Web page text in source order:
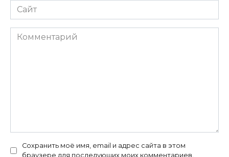
Сайт
Комментарий
Сохранить моё имя, email и адрес сайта в этом
браузере для последующих моих комментариев.